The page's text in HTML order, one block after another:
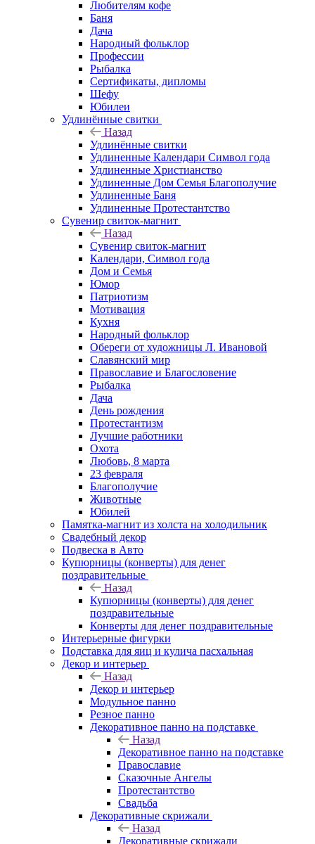
Любителям кофе
Баня
Дача
Народный фольклор
Профессии
Рыбалка
Сертификаты, дипломы
Шефу
Юбилеи
Удлинённые свитки
Назад
Удлинённые свитки
Удлиненные Календари Символ года
Удлиненные Христианство
Удлиненные Дом Семья Благополучие
Удлиненные Баня
Удлиненные Протестантство
Сувенир свиток-магнит
Назад
Сувенир свиток-магнит
Календари, Символ года
Дом и Семья
Юмор
Патриотизм
Мотивация
Кухня
Народный фольклор
Обереги от художницы Л. Ивановой
Славянский мир
Православие и Благословение
Рыбалка
Дача
День рождения
Протестантизм
Лучшие работники
Охота
Любовь, 8 марта
23 февраля
Благополучие
Животные
Юбилей
Памятка-магнит из холста на холодильник
Свадебный декор
Подвеска в Авто
Купюрницы (конверты) для денег
поздравительные
Назад
Купюрницы (конверты) для денег
поздравительные
Конверты для денег поздравительные
Интерьерные фигурки
Подставка для яиц и кулича пасхальная
Декор и интерьер
Назад
Декор и интерьер
Модульное панно
Резное панно
Декоративное панно на подставке
Назад
Декоративное панно на подставке
Православие
Сказочные Ангелы
Протестантство
Свадьба
Декоративные скрижали
Назад
Декоративные скрижали